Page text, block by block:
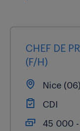
CHEF DE
(F/H)
Nice (06)
CDI
45 000